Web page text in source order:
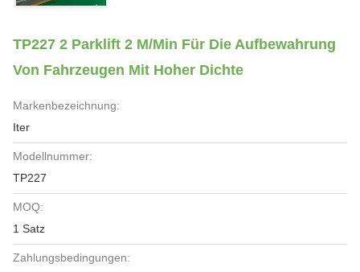
TP227 2 Parklift 2 M/min Für Die Aufbewahrung
Von Fahrzeugen Mit Hoher Dichte
Markenbezeichnung:
Iter
Modellnummer:
TP227
MOQ:
1 Satz
Zahlungsbedingungen: